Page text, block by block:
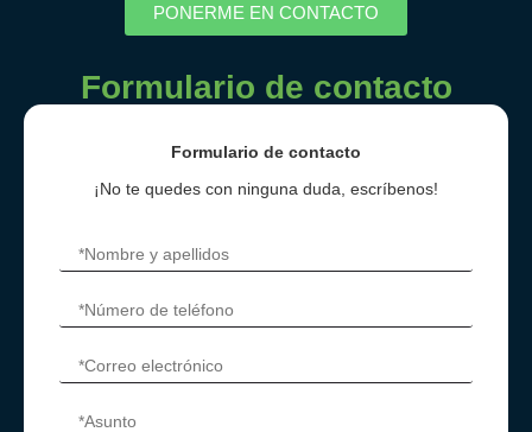
PONERME EN CONTACTO
Formulario de contacto
Formulario de contacto
¡No te quedes con ninguna duda, escríbenos!